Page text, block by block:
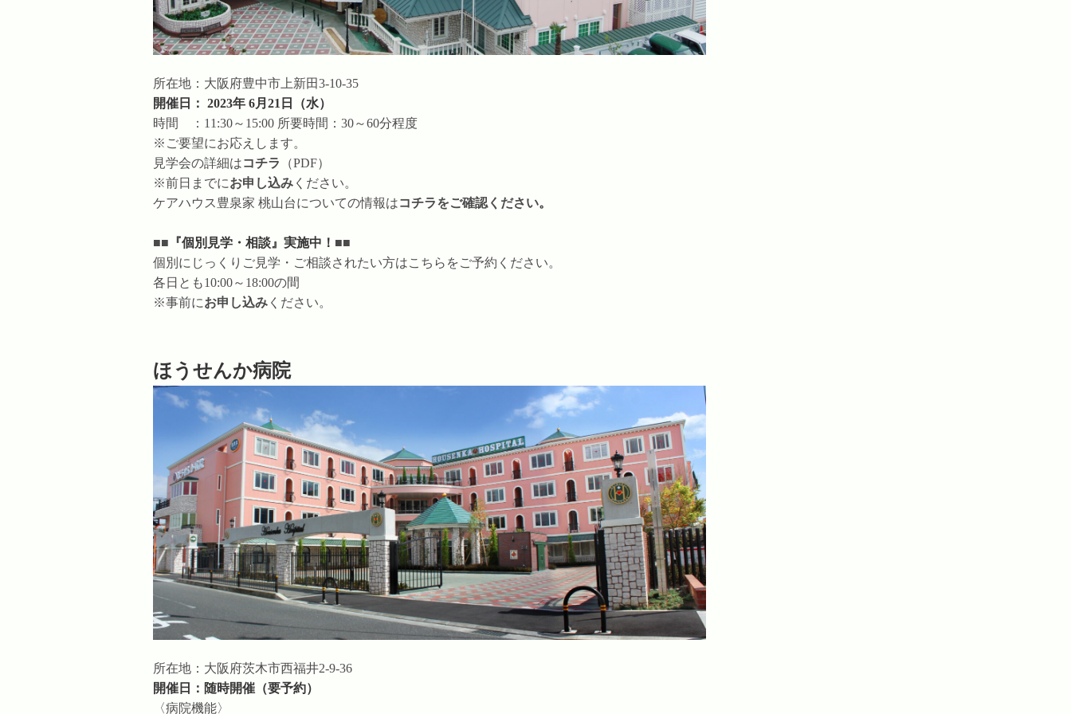
所在地：大阪府豊中市上新田3-10-35
開催日： 2023年 6月21日（水）
時間 ：11:30～15:00 所要時間：30～60分程度
※ご要望にお応えします。
見学会の詳細はコチラ
（PDF）
※前日までにお申し込み ください。
ケアハウス豊泉家 桃山台についての情報はコチラをご確認ください。
■■ 『個別見学・相談』実施中！ ■■
個別にじっくりご見学・ご相談されたい方はこちらをご予約ください。
各日とも10:00～18:00の間
※事前にお申し込み ください。
ほうせんか病院
所在地：大阪府茨木市西福井2-9-36
開催日：随時開催（要予約）
〈病院機能〉